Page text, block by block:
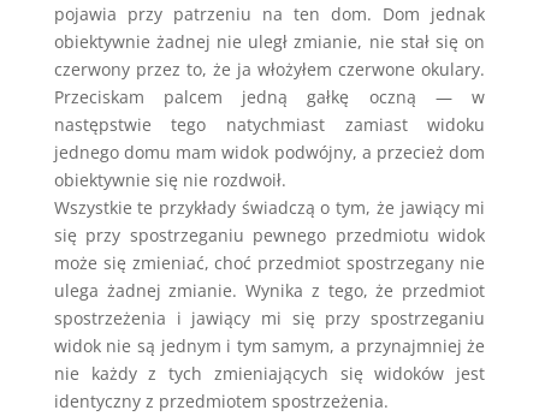
pojawia przy patrzeniu na ten dom. Dom jednak
obiektywnie żadnej nie uległ zmianie, nie stał się on
czerwony przez to, że ja włożyłem czerwone okulary.
Przeciskam palcem jedną gałkę oczną — w
następstwie tego natychmiast zamiast widoku
jednego domu mam widok podwójny, a przecież dom
obiektywnie się nie rozdwoił.
Wszystkie te przykłady świadczą o tym, że jawiący mi
się przy spostrzeganiu pewnego przedmiotu widok
może się zmieniać, choć przedmiot spostrzegany nie
ulega żadnej zmianie. Wynika z tego, że przedmiot
spostrzeżenia i jawiący mi się przy spostrzeganiu
widok nie są jednym i tym samym, a przynajmniej że
nie każdy z tych zmieniających się widoków jest
identyczny z przedmiotem spostrzeżenia.